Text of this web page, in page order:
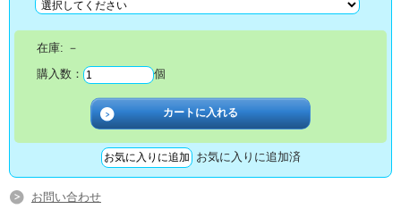
在庫: －
購入数：
個
お気に入りに追加済
お問い合わせ